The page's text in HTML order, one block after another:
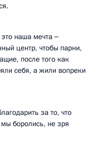
наша мечта ‒
центр, чтобы парни,
после того как
себя, а жили вопреки
за то, что
боролись, не зря